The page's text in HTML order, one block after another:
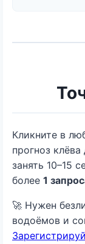
Кликните в
прогноз
занять 10–15
более 1
🚀 Нужен
водоёмов и